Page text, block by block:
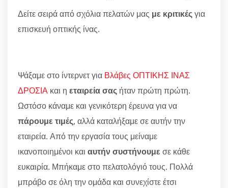
Δείτε σειρά από σχόλια πελατών μας με κριτικέςγια
επισκευή οπτικής ίνας.
Ψάξαμε στο ίντερνετ για Βλάβες ΟΠΤΙΚΗΣ ΙΝΑΣ
ΔΡΟΣΙΑ και η εταιρεία σας ήταν πρώτη πρώτη.
Ωστόσο κάναμε και γενικότερη έρευνα για να
πάρουμε τιμές, αλλά καταλήξαμε σε αυτήν την
εταιρεία. Από την εργασία τους μείναμε
ικανοποιημένοι και αυτήν συστήνουμε σε κάθε
ευκαιρία. Μπήκαμε στο πελατολόγιό τους. Πολλά
μπράβο σε όλη την ομάδα και συνεχίστε έτσι